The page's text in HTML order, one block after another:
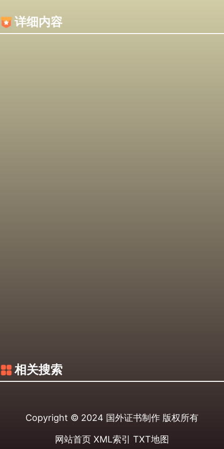
详细内容
相关搜索
Copyright © 2024 国外证书制作 版权所有
网站首页 XML索引 TXT地图